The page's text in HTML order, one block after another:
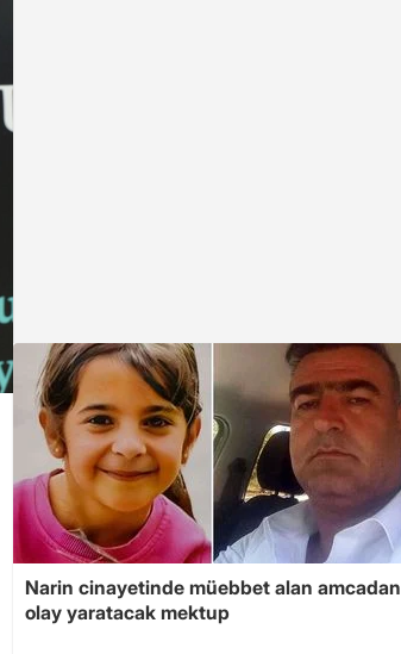
Narin cinayetinde müebbet alan amcadan
olay yaratacak mektup